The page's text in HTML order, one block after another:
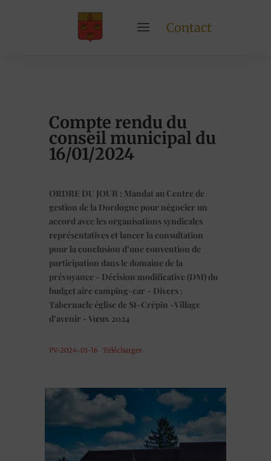
Contact
Compte rendu du
conseil municipal du
16/01/2024
ORDRE DU JOUR : Mandat au Centre de
gestion de la Dordogne pour négocier un
accord avec les organisations syndicales
représentatives et lancer la consultation
pour la conclusion d’une convention de
participation dans le domaine de la
prévoyance - Décision modificative (DM) du
budget aire camping-car - Divers :
Tabernacle église de St-Crépin -Village
d’avenir - Vœux 2024
PV-2024-01-16 Télécharger